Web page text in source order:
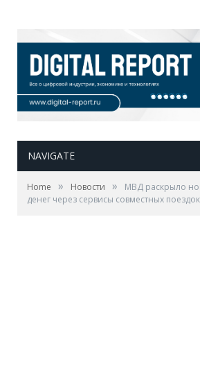
NAVIGATE
Home » Новости »
МВД раскрыло
денег через сервисы совместных поездок